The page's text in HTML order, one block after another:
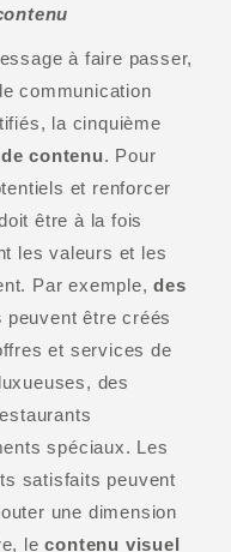
à faire passer,
communication
la cinquième
contenu. Pour
et renforcer
être à la fois
les valeurs et les
Par exemple,des
peuvent être créés
et services de
des
spéciaux. Les
satisfaits peuvent
une dimension
lecontenu visuel